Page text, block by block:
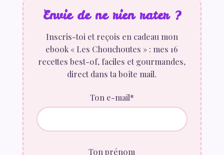
Envie de ne rien rater ?
Inscris-toi et reçois en cadeau mon
ebook « Les Chouchoutes » : mes 16
recettes best-of, faciles et gourmandes,
direct dans ta boîte mail.
Ton e-mail*
Ton prénom